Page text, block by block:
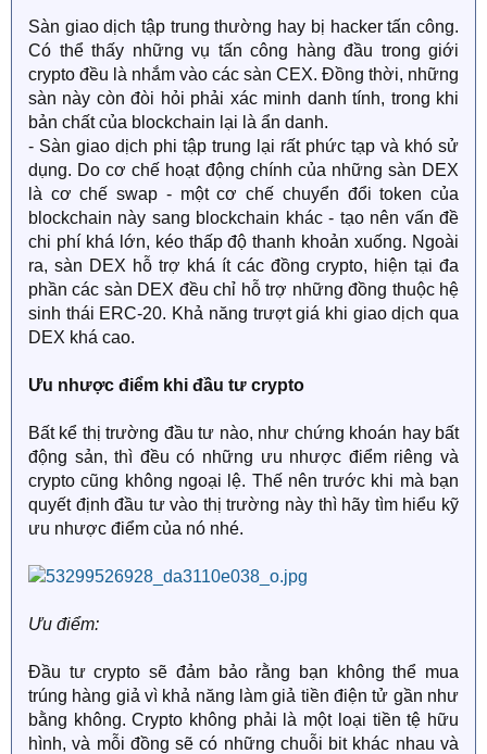
Sàn giao dịch tập trung thường hay bị hacker tấn công.
Có thể thấy những vụ tấn công hàng đầu trong giới
crypto đều là nhắm vào các sàn CEX. Đồng thời, những
sàn này còn đòi hỏi phải xác minh danh tính, trong khi
bản chất của blockchain lại là ẩn danh.
- Sàn giao dịch phi tập trung lại rất phức tạp và khó sử
dụng. Do cơ chế hoạt động chính của những sàn DEX
là cơ chế swap - một cơ chế chuyển đổi token của
blockchain này sang blockchain khác - tạo nên vấn đề
chi phí khá lớn, kéo thấp độ thanh khoản xuống. Ngoài
ra, sàn DEX hỗ trợ khá ít các đồng crypto, hiện tại đa
phần các sàn DEX đều chỉ hỗ trợ những đồng thuộc hệ
sinh thái ERC-20. Khả năng trượt giá khi giao dịch qua
DEX khá cao.
Ưu nhược điểm khi đầu tư crypto
Bất kể thị trường đầu tư nào, như chứng khoán hay bất
động sản, thì đều có những ưu nhược điểm riêng và
crypto cũng không ngoại lệ. Thế nên trước khi mà bạn
quyết định đầu tư vào thị trường này thì hãy tìm hiểu kỹ
ưu nhược điểm của nó nhé.
Ưu điểm:
Đầu tư crypto sẽ đảm bảo rằng bạn không thể mua
trúng hàng giả vì khả năng làm giả tiền điện tử gần như
bằng không. Crypto không phải là một loại tiền tệ hữu
hình, và mỗi đồng sẽ có những chuỗi bit khác nhau và